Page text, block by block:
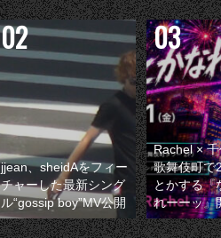
jjean、sheidAをフィー
チャーした最新シング
ル“gossip boy”MV公開
Rachel ×
歌舞伎町で
とかする『
れーーッ』